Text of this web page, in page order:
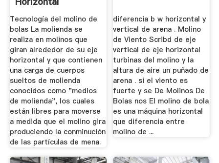
Tecnología del molino de
bolas La molienda se
realiza en molinos que
giran alrededor de su eje
horizontal y que contienen
una carga de cuerpos
sueltos de molienda
conocidos como "medios
de molienda", los cuales
están libres para moverse
a medida que el molino gira
produciendo la conminución
de las partículas de mena.
diferencia b w horizontal y
vertical de arena . Molino
de Viento Scribd de eje
vertical de eje horizontal
turbinas del molino y la
altura de aire un puñado de
arena . si el viento es
fuerte y se De Molinos De
Bolas nos El molino de bola
es una máquina horizontal
que diferencia entre
molino de ...